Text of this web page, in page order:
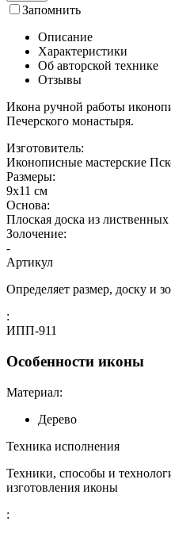
Запомнить
Описание
Характеристики
Об авторской технике
Отзывы
Икона ручной работы
Печерского монастыря.
Изготовитель:
Иконописные мастерские
Размеры:
9х11 см
Основа:
Плоская доска из
Золочение:
-
Артикул
Определяет размер, доску и
:
ИПП-911
Особенности иконы
Материал:
Дерево
Техника исполнения
Техники, способы и
изготовления иконы
: